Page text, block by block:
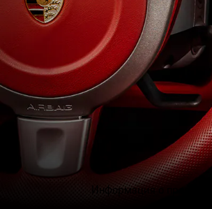
Информация о продукции